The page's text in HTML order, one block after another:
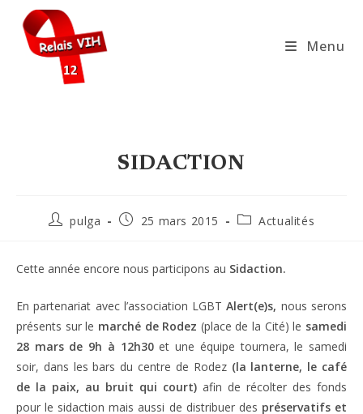
content
Menu
SIDACTION
Auteur/autrice
publication :
pulga
Publication
25 mars 2015
PostActualités
Cette année encore nous participons au Sidaction.
En partenariat avec l’association LGBTAlert(e)s, nous serons
présents sur le marché de Rodez (place de la Cité) le samedi
28 mars de 9h à 12h30et une équipe tournera, le samedi
soir, dans les bars du centre de Rodez (la lanterne, le café
de la paix, au bruit qui court) afin de récolter des fonds
pour le sidaction mais aussi de distribuer des préservatifs et